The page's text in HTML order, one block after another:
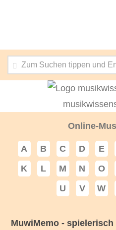
Online-
A B C D E
K
L M N O
U
V W
MuwiMemo -